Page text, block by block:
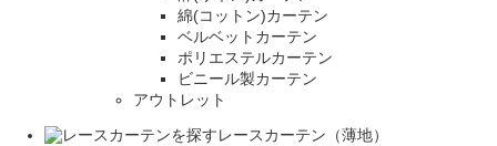
綿(コットン)カーテン
ベルベットカーテン
ポリエステルカーテン
ビニール製カーテン
アウトレット
レースカーテン（薄地）